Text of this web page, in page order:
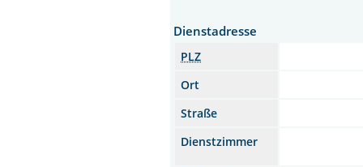
Dienstadresse
PLZ
Ort
Straße
Dienstzimmer